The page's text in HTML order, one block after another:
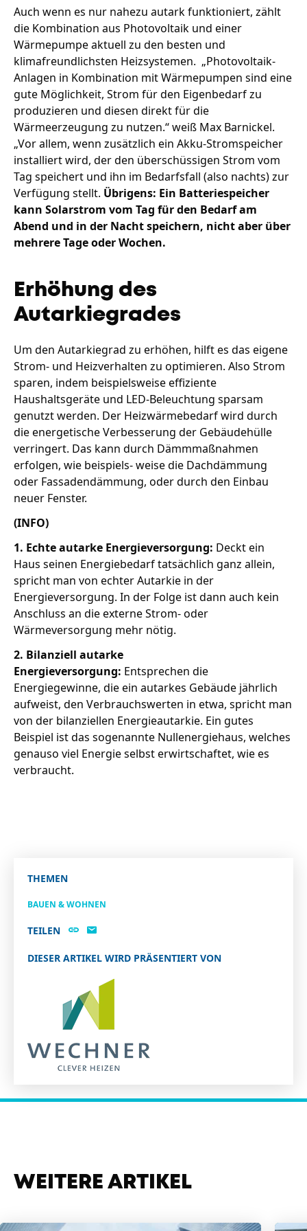
Auch wenn es nur nahezu autark funktioniert, zählt
die Kombination aus Photovoltaik und einer
Wärmepumpe aktuell zu den besten und
klimafreundlichsten Heizsystemen. „Photovoltaik-
Anlagen in Kombination mit Wärmepumpen sind eine
gute Möglichkeit, Strom für den Eigenbedarf zu
produzieren und diesen direkt für die
Wärmeerzeugung zu nutzen.“ weiß Max Barnickel.
„Vor allem, wenn zusätzlich ein Akku-Stromspeicher
installiert wird, der den überschüssigen Strom vom
Tag speichert und ihn im Bedarfsfall (also nachts) zur
Verfügung stellt. Übrigens: Ein Batteriespeicher
kann Solarstrom vom Tag für den Bedarf am
Abend und in der Nacht speichern, nicht aber über
mehrere Tage oder Wochen.
Erhöhung des
Autarkiegrades
Um den Autarkiegrad zu erhöhen, hilft es das eigene
Strom- und Heizverhalten zu optimieren. Also Strom
sparen, indem beispielsweise effiziente
Haushaltsgeräte und LED-Beleuchtung sparsam
genutzt werden. Der Heizwärmebedarf wird durch
die energetische Verbesserung der Gebäudehülle
verringert. Das kann durch Dämmmaßnahmen
erfolgen, wie beispiels- weise die Dachdämmung
oder Fassadendämmung, oder durch den Einbau
neuer Fenster.
(INFO)
1. Echte autarke Energieversorgung: Deckt ein
Haus seinen Energiebedarf tatsächlich ganz allein,
spricht man von echter Autarkie in der
Energieversorgung. In der Folge ist dann auch kein
Anschluss an die externe Strom- oder
Wärmeversorgung mehr nötig.
2. Bilanziell autarke
Energieversorgung: Entsprechen die
Energiegewinne, die ein autarkes Gebäude jährlich
aufweist, den Verbrauchswerten in etwa, spricht man
von der bilanziellen Energieautarkie. Ein gutes
Beispiel ist das sogenannte Nullenergiehaus, welches
genauso viel Energie selbst erwirtschaftet, wie es
verbraucht.
THEMEN
BAUEN & WOHNEN
TEILEN
DIESER ARTIKEL WIRD PRÄSENTIERT VON
WEITERE ARTIKEL